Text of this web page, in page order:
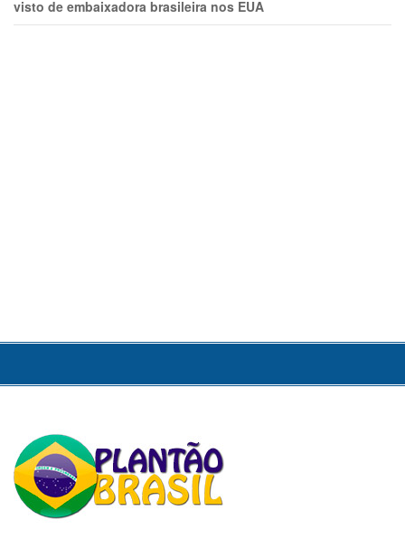
visto de embaixadora brasileira nos EUA